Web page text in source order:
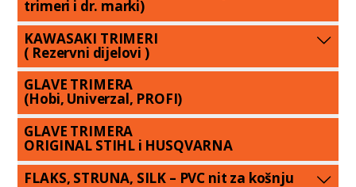
trimeri i dr. marki)
KAWASAKI TRIMERI
( Rezervni dijelovi )
GLAVE TRIMERA
(Hobi, Univerzal, PROFI)
GLAVE TRIMERA
ORIGINAL STIHL i HUSQVARNA
FLAKS, STRUNA, SILK – PVC nit za košnju